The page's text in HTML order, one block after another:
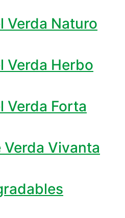
Verda Naturo
Verda Herbo
Verda Forta
Vivanta